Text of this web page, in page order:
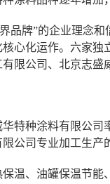
品牌”的企业理念
心化运作。六家独
限公司、北京志
特种涂料有限公
公司专业加工生
温、油罐保温节